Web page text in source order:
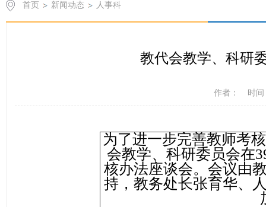
首页 新闻动态 人事科
教代会教学、科研
作者： 时间
为了进一步完善教师考
会教学、科研委员会在
核办法座谈会。会议由
持，教务处长张育华、